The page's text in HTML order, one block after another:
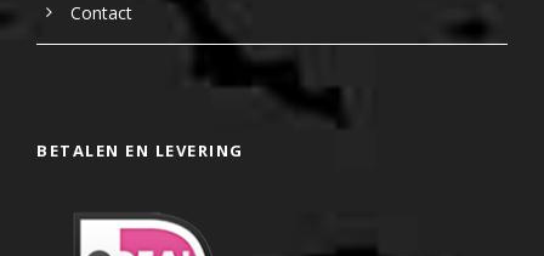
Contact
BETALEN EN LEVERING